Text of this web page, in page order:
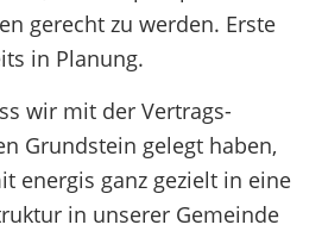
gerecht zu werden. Erste
in Planung.
wir mit der Vertrags-
Grundstein gelegt haben,
energis ganz gezielt in eine
in unserer Gemeinde